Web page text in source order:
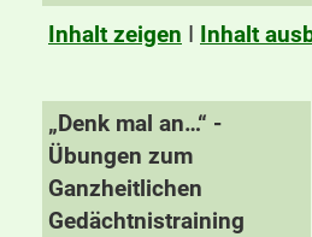
Inhalt zeigen I Inhalt
„Denk mal an…“ -
Übungen zum
Ganzheitlichen
Gedächtnistraining